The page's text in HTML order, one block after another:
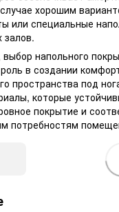
хорошим
или специальные
залов.
напольного
в создании
пространства под
которые
покрытие и
потребностям